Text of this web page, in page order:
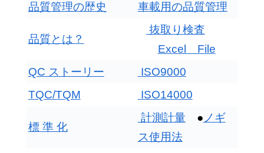
品質管理の歴史 車載用の品質管理
品質とは？
抜取り検査
Excel File
QC ストーリー
ISO9000
TQC/TQM
ISO14000
標 準 化
計測計量 ●ノギ
ス使用法